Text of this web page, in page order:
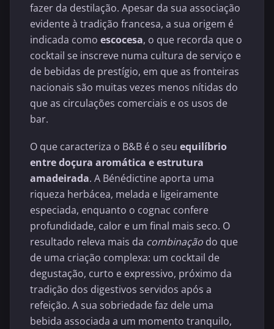
fazer da destilação. Apesar da sua associação
evidente à tradição francesa, a sua origem é
indicada como escocesa, o que recorda que o
cocktail se inscreve numa cultura de serviço e
de bebidas de prestígio, em que as fronteiras
nacionais são muitas vezes menos nítidas do
que as circulações comerciais e os usos de
bar.
O que caracteriza o B&B é o seu equilíbrio
entre doçura aromática e estrutura
amadeirada. A Bénédictine aporta uma
riqueza herbácea, melada e ligeiramente
especiada, enquanto o cognac confere
profundidade, calor e um final mais seco. O
resultado releva mais da combinação do que
de uma criação complexa: um cocktail de
degustação, curto e expressivo, próximo da
tradição dos digestivos servidos após a
refeição. A sua sobriedade faz dele uma
bebida associada a um momento tranquilo,